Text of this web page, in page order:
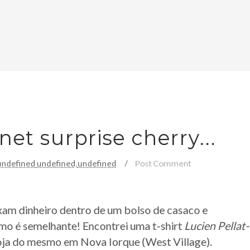
surprise cherry...
undefined,undefined Post Comment
dinheiro dentro de um bolso de casaco e
é semelhante! Encontrei uma t-shirt Lucien Pellat-
do mesmo em Nova Iorque (West Village).